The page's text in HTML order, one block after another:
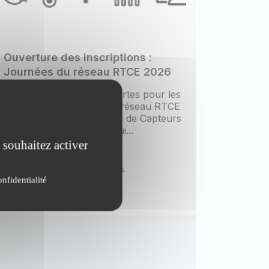
Ouverture des inscriptions :
Journées du réseau RTCE 2026
Les inscriptions sont ouvertes pour les
journées bisannuelles du réseau RTCE
(Réseau des Technologies de Capteurs
pour l’Environnement), qui...
Publiée le 16 mars 2026
#Actualités de nos partenaires
activer